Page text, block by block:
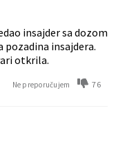
insajder sa dozom
insajdera.
otkrila.
Ne preporučujem 76